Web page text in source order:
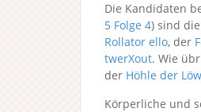
Die Kandidaten
5 Folge 4) sind die
Rollator ello, der
twerXout. Wie
der Höhle der
Körperliche und